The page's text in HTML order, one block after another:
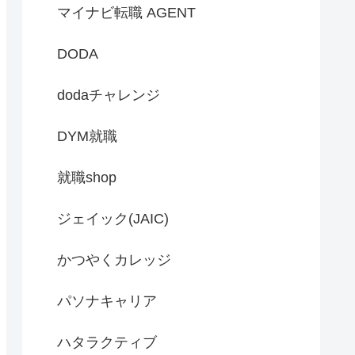
マイナビ転職 AGENT
DODA
dodaチャレンジ
DYM就職
就職shop
ジェイック(JAIC)
かつやくカレッジ
パソナキャリア
ハタラクティブ